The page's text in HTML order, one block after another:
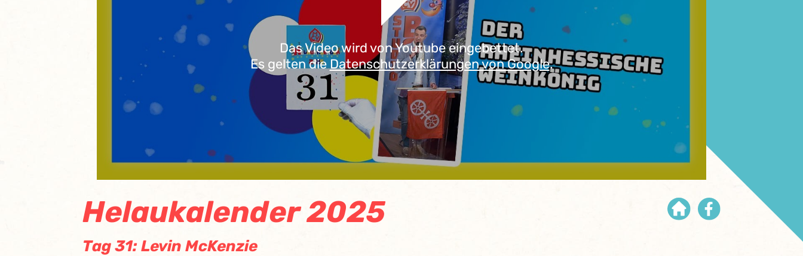
Das Video wird von Youtube eingebettet.
Es gelten dieDatenschutzerklärungen von Google.
Helaukalender 2025
Tag 31: Levin McKenzie